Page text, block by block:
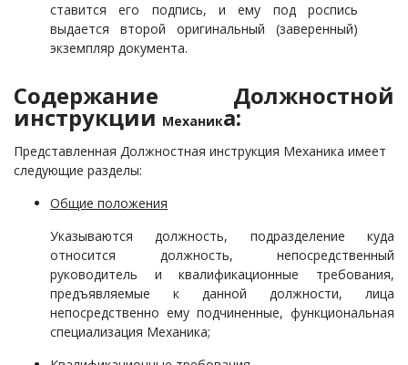
ставится его подпись, и ему под роспись
выдается второй оригинальный (заверенный)
экземпляр документа.
Содержание Должностной
инструкции Механика:
Представленная Должностная инструкция Механика имеет
следующие разделы:
Общие положения
Указываются должность, подразделение куда
относится должность, непосредственный
руководитель и квалификационные требования,
предъявляемые к данной должности, лица
непосредственно ему подчиненные, функциональная
специализация Механика;